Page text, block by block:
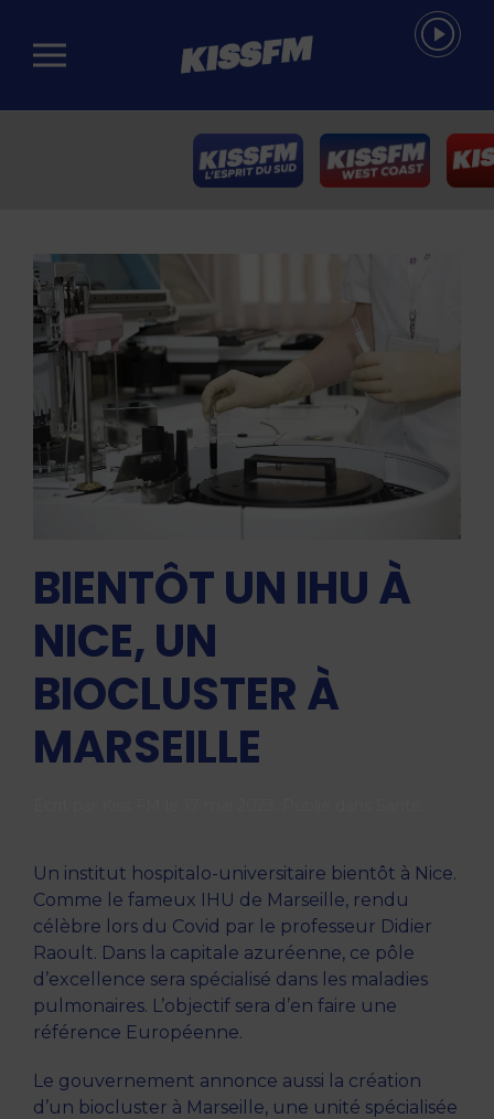
Passer au contenu principal
BIENTÔT UN IHU À
NICE, UN
BIOCLUSTER À
MARSEILLE
Un institut hospitalo-universitaire bientôt à Nice.
Comme le fameux IHU de Marseille, rendu
célèbre lors du Covid par le professeur Didier
Raoult. Dans la capitale azuréenne, ce pôle
d’excellence sera spécialisé dans les maladies
pulmonaires. L’objectif sera d’en faire une
référence Européenne.
Le gouvernement annonce aussi la création
d’un biocluster à Marseille, une unité spécialisée